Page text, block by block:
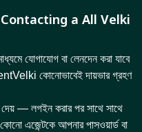
a All Velki
যোগাযোগ বা লেনদেন করা যাবে
কোনোভাবেই দায়ভার গ্রহণ
দেয় — লগইন করার পর সাথে সাথে
এজেন্টকে আপনার পাসওয়ার্ড বা